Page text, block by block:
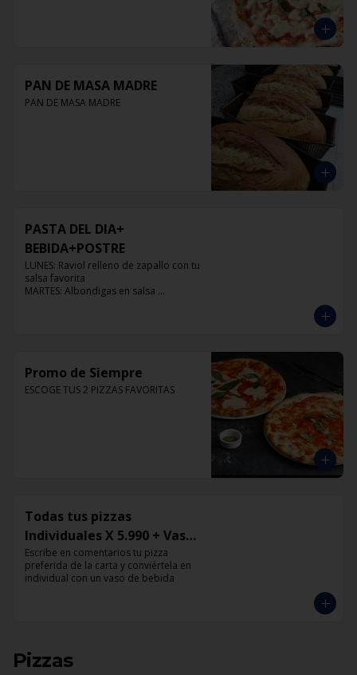
PAN DE MASA MADRE
PAN DE MASA MADRE
PASTA DEL DIA+
BEBIDA+POSTRE
LUNES: Raviol relleno de zapallo con tu
salsa favorita
MARTES: Albondigas en salsa
VIERNES: Raviol cabra con tu salsa
favorita
Promo de Siempre
ESCOGE TUS 2 PIZZAS FAVORITAS
Todas tus pizzas
Individuales X 5.990 + Vaso
de Bebida Grande
Escribe en comentarios tu pizza
preferida de la carta y conviértela en
individual con un vaso de bebida
Pizzas